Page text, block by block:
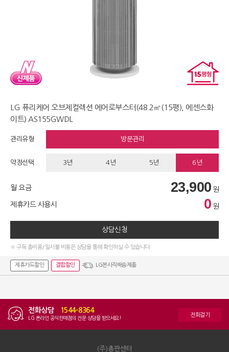
LG 퓨리케어 오브제컬렉션 에어로부스터(48.2㎡(15평), 에센스화
이트) AS155GWDL
관리유형 방문관리
약정선택 3년 4년 5년 6년
월 요금 23,900 원
제휴카드 사용시 0 원
상담신청
※ 구독 총비용/일시불 비용은 상담을 통해 확인하실 수 있습니다.
제휴카드할인 결합할인 LG본사직배송제품
전화상담 1544-8364
LG 온라인 공식판매점의 전문 상담을 받으세요! 전화걸기
(주)총판센터